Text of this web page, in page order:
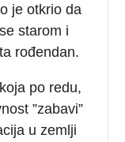
je otkrio da
starom i
rođendan.
po redu,
”zabavi”
u zemlji